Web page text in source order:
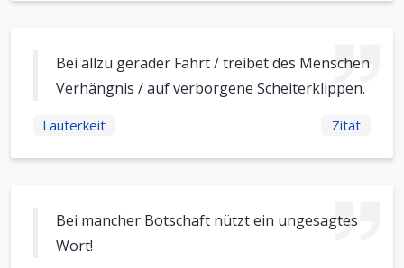
Bei allzu gerader Fahrt / treibet des Menschen
Verhängnis / auf verborgene Scheiterklippen.
Lauterkeit Zitat
Bei mancher Botschaft nützt ein ungesagtes
Wort!